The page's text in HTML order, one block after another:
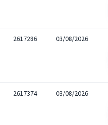
2617286 03/08/2026
2617374 03/08/2026